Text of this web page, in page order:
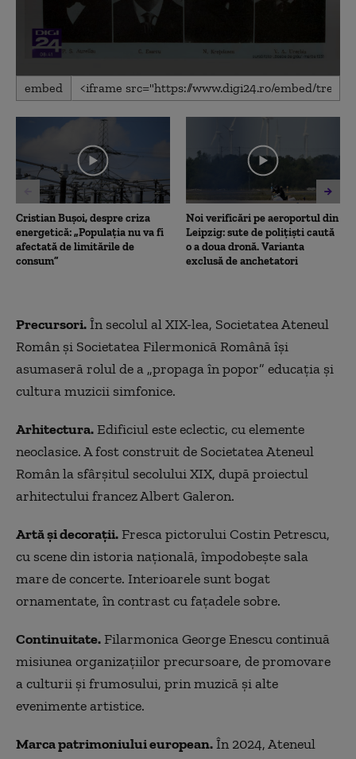
0
seconds
1
seconds
embed
Cristian Bușoi, despre criza
energetică: „Populația nu va fi
afectată de limitările de
consum”
Noi verificări pe aeroportul din
Leipzig: sute de polițiști caută
o a doua dronă. Varianta
exclusă de anchetatori
Precursori.În secolul al XIX-lea, Societatea Ateneul
Român și Societatea Filermonică Română își
asumaseră rolul de a „propaga în popor” educația și
cultura muzicii simfonice.
Arhitectura.Edificiul este eclectic, cu elemente
neoclasice. A fost construit de Societatea Ateneul
Român la sfârșitul secolului XIX, după proiectul
arhitectului francez Albert Galeron.
Artă și decorații.Fresca pictorului Costin Petrescu,
cu scene din istoria națională, împodobește sala
mare de concerte. Interioarele sunt bogat
ornamentate, în contrast cu fațadele sobre.
Continuitate.Filarmonica George Enescu continuă
misiunea organizațiilor precursoare, de promovare
a culturii și frumosului, prin muzică și alte
evenimente artistice.
Marca patrimoniului european.În 2024, Ateneul